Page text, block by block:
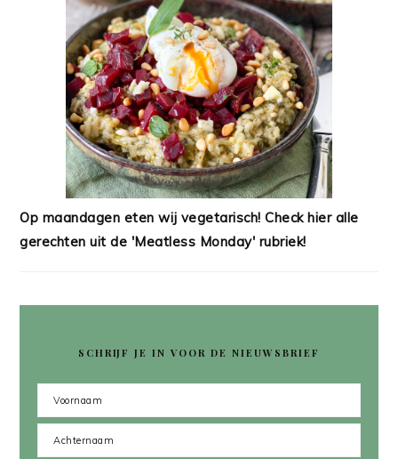
Op maandagen eten wij vegetarisch! Check hier alle
gerechten uit de 'Meatless Monday' rubriek!
SCHRIJF JE IN VOOR DE NIEUWSBRIEF